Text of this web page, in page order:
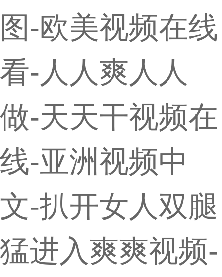
图-欧美视频在线
看-人人爽人人
做-天天干视频在
线-亚洲视频中
文-扒开女人双腿
猛进入爽爽视频-